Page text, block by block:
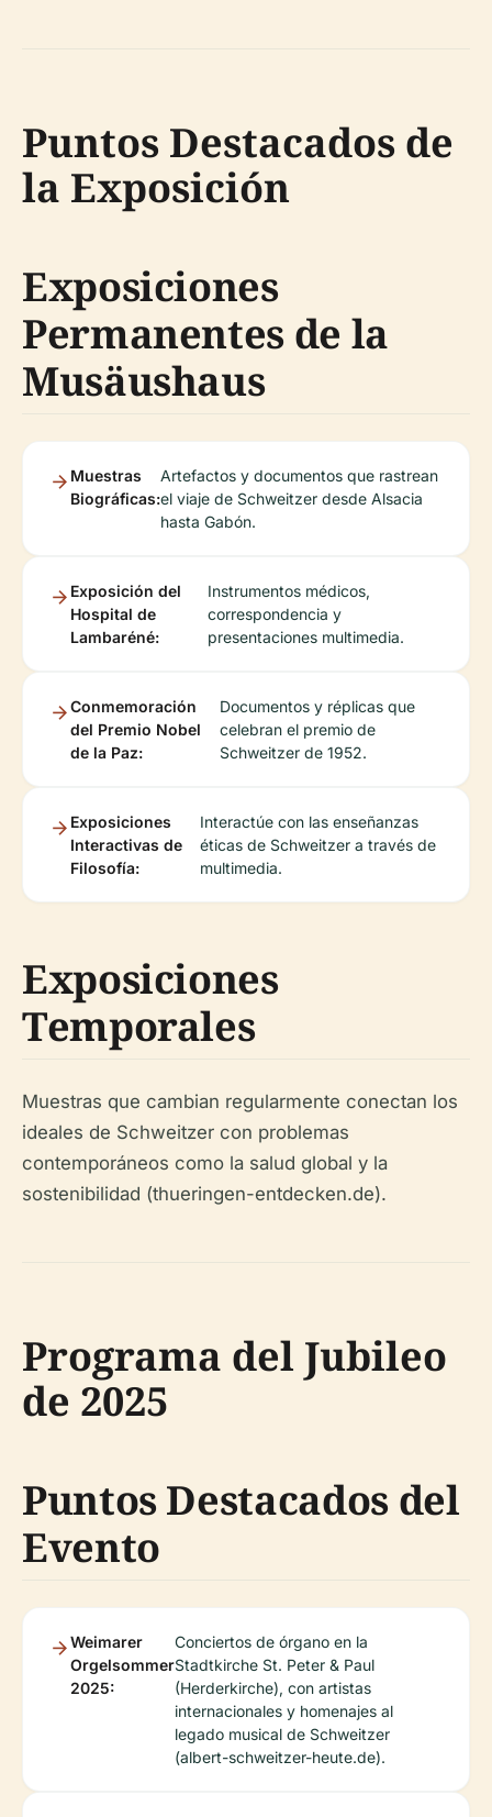
Puntos Destacados de
la Exposición
Exposiciones
Permanentes de la
Musäushaus
Muestras
Biográficas:
Artefactos y documentos que rastrean
el viaje de Schweitzer desde Alsacia
hasta Gabón.
Exposición del
Hospital de
Lambaréné:
Instrumentos médicos,
correspondencia y
presentaciones multimedia.
Conmemoración
del Premio Nobel
de la Paz:
Documentos y réplicas que
celebran el premio de
Schweitzer de 1952.
Exposiciones
Interactivas de
Filosofía:
Interactúe con las enseñanzas
éticas de Schweitzer a través de
multimedia.
Exposiciones
Temporales
Muestras que cambian regularmente conectan los
ideales de Schweitzer con problemas
contemporáneos como la salud global y la
sostenibilidad (thueringen-entdecken.de).
Programa del Jubileo
de 2025
Puntos Destacados del
Evento
Weimarer
Orgelsommer
2025:
Conciertos de órgano en la
Stadtkirche St. Peter & Paul
(Herderkirche), con artistas
internacionales y homenajes al
legado musical de Schweitzer
(albert-schweitzer-heute.de).